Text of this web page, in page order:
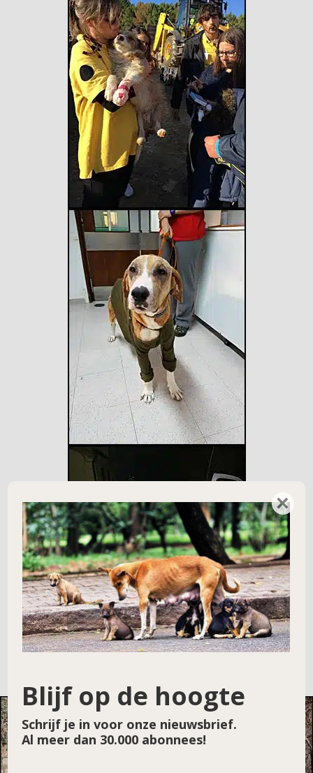
×
Blijf op de hoogte
Schrijf je in voor onze nieuwsbrief.
Al meer dan 30.000 abonnees!